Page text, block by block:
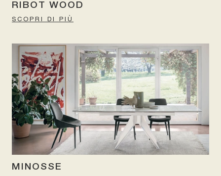
RIBOT WOOD
SCOPRI DI PIÙ
MINOSSE